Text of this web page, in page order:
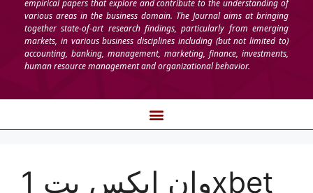
empirical papers that explore and contribute to the understanding of
various areas in the business domain. The Journal aims at bringing
together state-of-art research findings, particularly from emerging
markets, in various business disciplines including (but not limited to)
accounting, banking, management, marketing, finance, investments,
human resource management and organizational behavior.
وان ایکس بت 1xbet